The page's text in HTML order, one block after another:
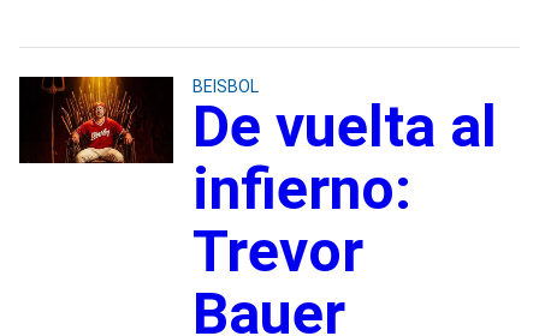
BEISBOL
De vuelta al
infierno:
Trevor
Bauer